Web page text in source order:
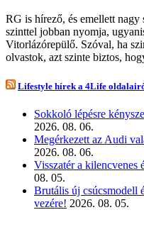
RG is hírező, és emellett nagy
szinttel jobban nyomja,
Vitorlázórepülő. Szóval, ha
olvastok, azt szinte biztos,
Lifestyle hírek a 4Life
Sokkoló lépésre
2026. 08. 06.
Megérkezett az Audi
2026. 08. 06.
Visszatér a kilencvenes
08. 05.
Brutális új csúcsmodell
vezére! 2026. 08. 05.